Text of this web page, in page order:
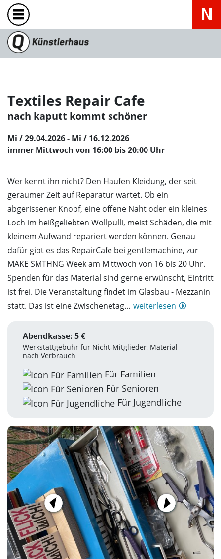
Textiles Repair Cafe
nach kaputt kommt schöner
Mi / 29.04.2026 - Mi / 16.12.2026
immer Mittwoch von 16:00 bis 20:00 Uhr
Wer kennt ihn nicht? Den Haufen Kleidung, der seit
geraumer Zeit auf Reparatur wartet. Ob ein
abgerissener Knopf, eine offene Naht oder ein kleines
Loch im heißgeliebten Wollpulli, meist Schäden, die mit
kleinem Aufwand repariert werden können. Genau
dafür gibt es das RepairCafe bei gentlemachine, zur
MAKE SMTHNG Week am Mittwoch von 16 bis 20 Uhr.
Spenden für das Material sind gerne erwünscht, Eintritt
ist frei. Die Veranstaltung findet im Glasbau - Mezzanin
statt. Das ist eine Zwischenetag... weiterlesen
Abendkasse: 5 €
Werkstattgebühr für Nicht-Mitglieder, Material
nach Verbrauch
Für Familien
Für Senioren
Für Jugendliche